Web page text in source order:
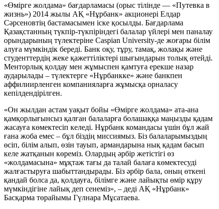
«Өмірге жолдама» бағдарламасы (орыс тілінде — «Путевка в
жизнь») 2014 жылы АҚ «Нұрбанк» акционері Елдар
Сәрсеновтің бастамасымен іске қосылды. Бағдарлама
Қазақстанның түкпір-түкпіріндегі балалар үйлері мен паналау
орындарының түлектеріне Caspian University-де жоғары білім
алуға мүмкіндік береді. Банк оқу, тұру, тамақ, жолақы және
студенттердің жеке қажеттіліктері шығындарын толық өтейді.
Менторлық қолдау мен жұмыспен қамтуға ерекше назар
аударылады – түлектерге «Нұрбанкке» және банкпен
аффилиирленген компанияларға жұмысқа орналасу
кепілдендірілген.
«Он жылдан астам уақыт бойы «Өмірге жолдама» ата-ана
қамқорлығынсыз қалған балаларға болашаққа маңызды қадам
жасауға көмектесіп келеді. Нұрбанк командасы үшін бұл жай
ғана жоба емес – бұл біздің миссиямыз. Біз балаларымыздың
өсіп, білім алып, өзін тауып, армандарына нық қадам басып
келе жатқанын көреміз. Олардың әрбір жетістігі өз
«жолдамасына» мұқтаж тағы да талай балаға көмектесуді
жалғастыруға шабыттандырады. Біз әрбір бала, оның өткені
қандай болса да, қолдауға, білімге және лайықты өмір құру
мүмкіндігіне лайық деп сенеміз», – деді АҚ «Нұрбанк»
Басқарма төрайымы Гүлнара Мұсатаева.